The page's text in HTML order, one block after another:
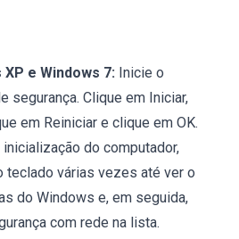
e Windows 7: Inicie o
segurança. Clique em Iniciar,
em Reiniciar e clique em OK.
do computador,
teclado várias vezes até ver o
do Windows e, em seguida,
com rede na lista.